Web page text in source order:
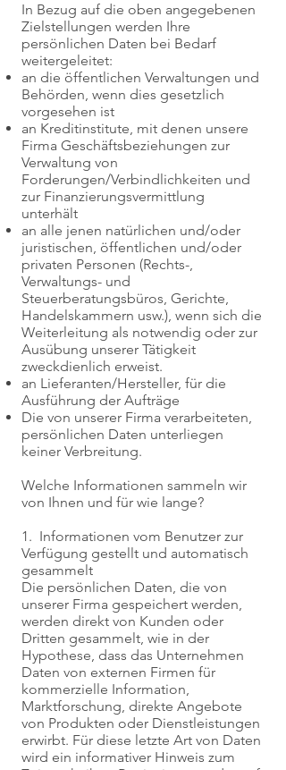
In Bezug auf die oben angegebenen
Zielstellungen werden Ihre
persönlichen Daten bei Bedarf
weitergeleitet:
an die öffentlichen Verwaltungen und
Behörden, wenn dies gesetzlich
vorgesehen ist
an Kreditinstitute, mit denen unsere
Firma Geschäftsbeziehungen zur
Verwaltung von
Forderungen/Verbindlichkeiten und
zur Finanzierungsvermittlung
unterhält
an alle jenen natürlichen und/oder
juristischen, öffentlichen und/oder
privaten Personen (Rechts-,
Verwaltungs- und
Steuerberatungsbüros, Gerichte,
Handelskammern usw.), wenn sich die
Weiterleitung als notwendig oder zur
Ausübung unserer Tätigkeit
zweckdienlich erweist.
an Lieferanten/Hersteller, für die
Ausführung der Aufträge
Die von unserer Firma verarbeiteten,
persönlichen Daten unterliegen
keiner Verbreitung.
Welche Informationen sammeln wir
von Ihnen und für wie lange?
1. Informationen vom Benutzer zur
Verfügung gestellt und automatisch
gesammelt
Die persönlichen Daten, die von
unserer Firma gespeichert werden,
werden direkt von Kunden oder
Dritten gesammelt, wie in der
Hypothese, dass das Unternehmen
Daten von externen Firmen für
kommerzielle Information,
Marktforschung, direkte Angebote
von Produkten oder Dienstleistungen
erwirbt. Für diese letzte Art von Daten
wird ein informativer Hinweis zum